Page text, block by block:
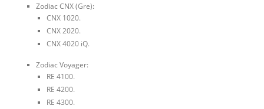
Zodiac CNX (Gre):
CNX 1020.
CNX 2020.
CNX 4020 iQ.
Zodiac Voyager:
RE 4100.
RE 4200.
RE 4300.